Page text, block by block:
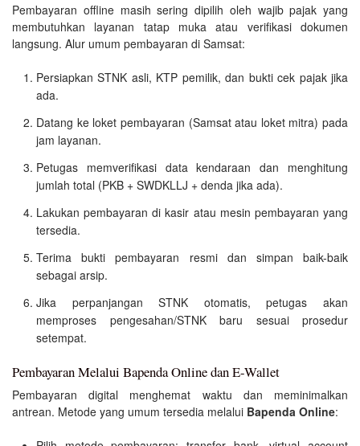
Pembayaran offline masih sering dipilih oleh wajib pajak yang
membutuhkan layanan tatap muka atau verifikasi dokumen
langsung. Alur umum pembayaran di Samsat:
Persiapkan STNK asli, KTP pemilik, dan bukti cek pajak jika
ada.
Datang ke loket pembayaran (Samsat atau loket mitra) pada
jam layanan.
Petugas memverifikasi data kendaraan dan menghitung
jumlah total (PKB + SWDKLLJ + denda jika ada).
Lakukan pembayaran di kasir atau mesin pembayaran yang
tersedia.
Terima bukti pembayaran resmi dan simpan baik-baik
sebagai arsip.
Jika perpanjangan STNK otomatis, petugas akan
memproses pengesahan/STNK baru sesuai prosedur
setempat.
Pembayaran Melalui Bapenda Online dan E-Wallet
Pembayaran digital menghemat waktu dan meminimalkan
antrean. Metode yang umum tersedia melalui Bapenda Online: